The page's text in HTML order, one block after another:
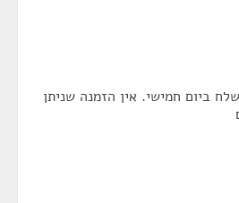
ביום חמישי. אין הזמנה שניתן